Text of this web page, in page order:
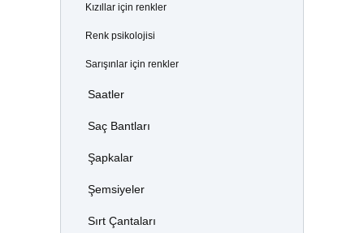
Kızıllar için renkler
Renk psikolojisi
Sarışınlar için renkler
Saatler
Saç Bantları
Şapkalar
Şemsiyeler
Sırt Çantaları